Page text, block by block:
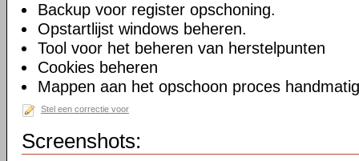
Backup voor register opschoning.
Opstartlijst windows beheren.
Tool voor het beheren van herstelpunten
Cookies beheren
Mappen aan het opschoon proces
Stel een correctie voor
Screenshots: